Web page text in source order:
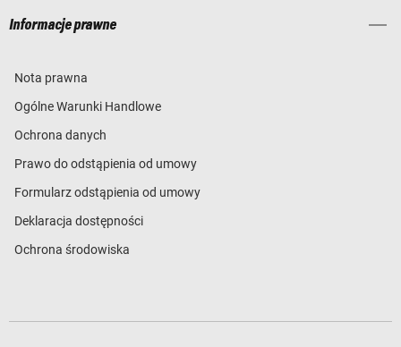
Informacje prawne
Nota prawna
Ogólne Warunki Handlowe
Ochrona danych
Prawo do odstąpienia od umowy
Formularz odstąpienia od umowy
Deklaracja dostępności
Ochrona środowiska